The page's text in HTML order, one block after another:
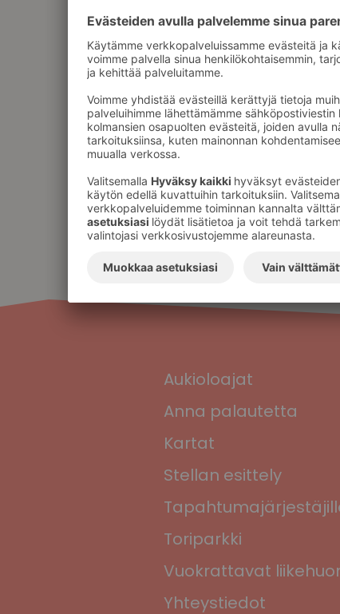
Aukioloajat
Anna palautetta
Kartat
Stellan esittely
Toriparkki
Vuokrattavat
Yhteystiedot